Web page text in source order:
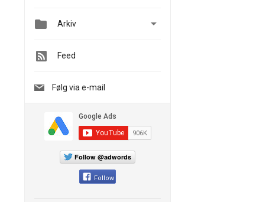
 Arkiv 
Feed
Følg via e-mail
Follow @adwords
Follow